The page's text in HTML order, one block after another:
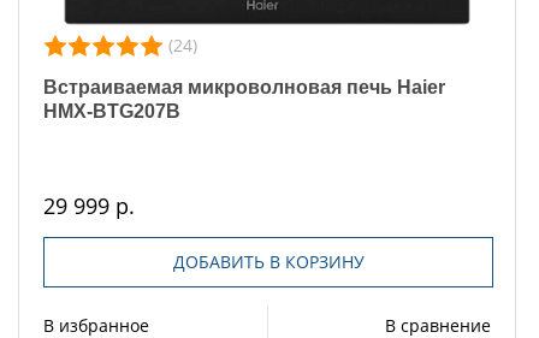
(24)
Встраиваемая микроволновая печь Haier
HMX-BTG207B
29 999 р.
ДОБАВИТЬ В КОРЗИНУ
В избранное В сравнение